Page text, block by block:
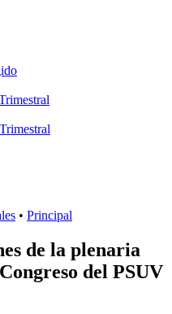
• Principal
de la plenaria
del PSUV